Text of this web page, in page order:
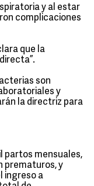
y al estar
complicaciones
que la
son
y
la directriz para
partos mensuales,
prematuros, y
ingreso a